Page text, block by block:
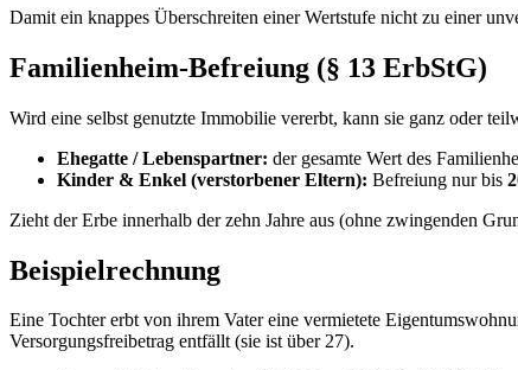
Damit ein knappes Überschreiten einer Wertstufe nicht zu einer
Familienheim-Befreiung (§ 13 ErbStG)
Wird eine selbst genutzte Immobilie vererbt, kann sie ganz oder
Ehegatte / Lebenspartner: der gesamte Wert des
Kinder & Enkel (verstorbener Eltern): Befreiung nur bis
Zieht der Erbe innerhalb der zehn Jahre aus (ohne zwingenden
Beispielrechnung
Eine Tochter erbt von ihrem Vater eine vermietete
Versorgungsfreibetrag entfällt (sie ist über 27).